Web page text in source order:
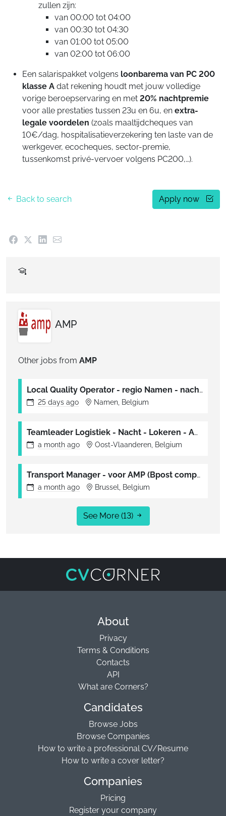
zullen zijn:
van 00:00 tot 04:00
van 00:30 tot 04:30
van 01:00 tot 05:00
van 02:00 tot 06:00
Een salarispakket volgens loonbarema van PC 200
klasse A dat rekening houdt met jouw volledige
vorige beroepservaring en met 20% nachtpremie
voor alle prestaties tussen 23u en 6u, en extra-
legale voordelen (zoals maaltijdcheques van
10€/dag, hospitalisatieverzekering ten laste van de
werkgever, ecocheques, sector-premie,
tussenkomst privé-vervoer volgens PC200,…).
Back to search Apply now
AMP
Other jobs from AMP
Local Quality Operator - regio Namen - nachtshift - voor AMP (Bpost company)
25 days ago Namen, Belgium
Teamleader Logistiek - Nacht - Lokeren - AMP (Bpost company)
a month ago Oost-Vlaanderen, Belgium
Transport Manager - voor AMP (Bpost company)
a month ago Brussel, Belgium
See More (13)
About
Privacy
Terms & Conditions
Contacts
API
What are Corners?
Candidates
Browse Jobs
Browse Companies
How to write a professional CV/Resume
How to write a cover letter?
Companies
Pricing
Register your company